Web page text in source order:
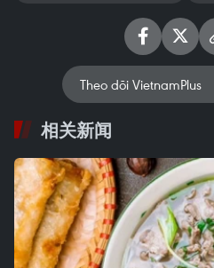
Theo dõi VietnamPlus
相关新闻